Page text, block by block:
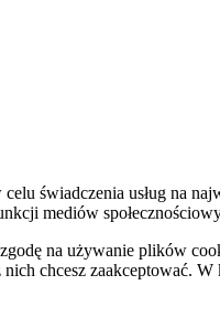
świadczenia usług na
mediów
na używanie plików
chcesz zaakceptować.